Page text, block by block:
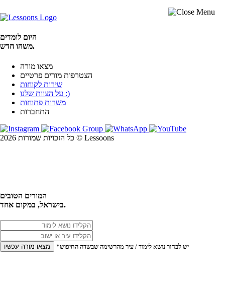
היום לומדים
משהו חדש.
מצאו מורה
הצטרפות מורים פרטיים
שירות לקוחות
על הצוות שלנו :)
משרות פתוחות
התחברות
כל הזכויות שמורות 2026 © Lessoons
המורים הטובים
בישראל, במקום אחד.
מצאו מורה עכשיו *יש לבחור נושא לימוד / עיר מהרשימה שבשדה החיפוש